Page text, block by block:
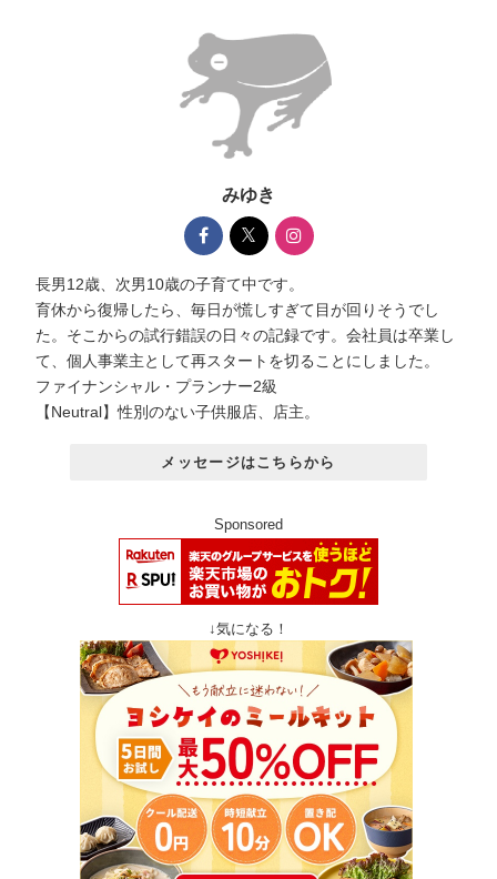
みゆき
長男12歳、次男10歳の子育て中です。
育休から復帰したら、毎日が慌しすぎて目が回りそうでし
た。そこからの試行錯誤の日々の記録です。会社員は卒業し
て、個人事業主として再スタートを切ることにしました。
ファイナンシャル・プランナー2級
【Neutral】性別のない子供服店、店主。
メッセージはこちらから
Sponsored
↓気になる！